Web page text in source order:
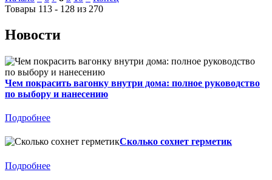
Товары 113 - 128 из 270
Новости
Чем покрасить вагонку внутри дома: полное руководство
по выбору и нанесению
Подробнее
Сколько сохнет герметик
Подробнее